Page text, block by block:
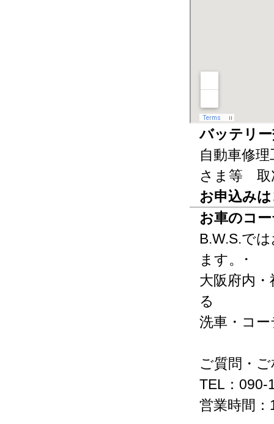
バッテリ
自動車修
さま等 取
お申込み
お車のコ
B.W.S.で
ます。･
大阪府内
る
洗車・コ
ご質問・
TEL：090-
営業時間